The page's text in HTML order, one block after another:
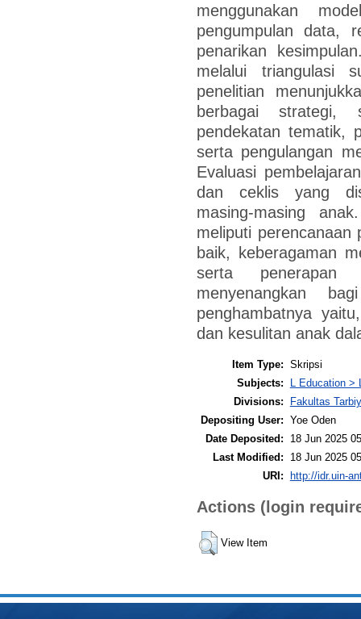
menggunakan
pengumpulan data,
penarikan
melalui triangulasi
penelitian
berbagai strategi,
pendekatan tematik,
serta pengulangan
Evaluasi
dan ceklis yang
masing-masing
meliputi perencanaan
baik, keberagaman
serta
menyenangkan
penghambatnya
dan kesulitan anak
Item Type: Skripsi
Subjects:
L Education >
Divisions:
Fakultas
Depositing User: Yoe Oden
Date Deposited:
18 Jun 2025
Last Modified:
18 Jun 2025
URI: http://idr.uin-
Actions (login
View Item